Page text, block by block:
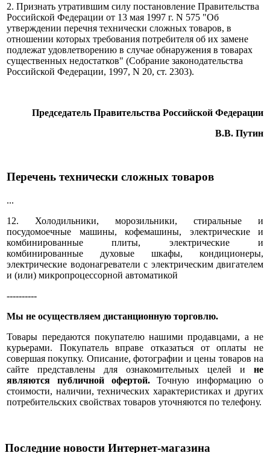
2. Признать утратившим силу постановление Правительства
Российской Федерации от 13 мая 1997 г. N 575 "Об
утверждении перечня технически сложных товаров, в
отношении которых требования потребителя об их замене
подлежат удовлетворению в случае обнаружения в товарах
существенных недостатков" (Собрание законодательства
Российской Федерации, 1997, N 20, ст. 2303).
Председатель Правительства Российской Федерации
В.В. Путин
Перечень технически сложных товаров
...
12. Холодильники, морозильники, стиральные и
посудомоечные машины, кофемашины, электрические и
комбинированные плиты, электрические и
комбинированные духовые шкафы, кондиционеры,
электрические водонагреватели с электрическим двигателем
и (или) микропроцессорной автоматикой
----------
Мы не осуществляем дистанционную торговлю.
Товары передаются покупателю нашими продавцами, а не
курьерами. Покупатель вправе отказаться от оплаты не
совершая покупку. Описание, фотографии и цены товаров на
сайте представлены для ознакомительных целей и не
являются публичной офертой.Точную информацию о
стоимости, наличии, технических характеристиках и других
потребительских свойствах товаров уточняются по телефону.
Последние новости Интернет-магазина